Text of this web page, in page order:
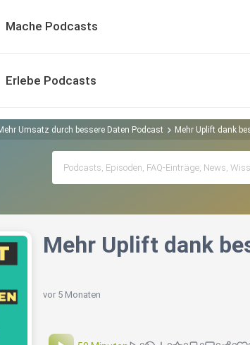
Mache Podcasts
Erlebe Podcasts
Umsatz durch bessere Daten Podcast Mehr Uplift dank
Mehr Uplift dank
vor 5 Monaten